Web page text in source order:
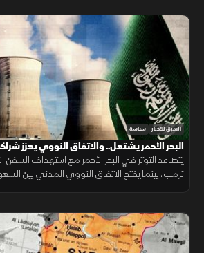
الشرق للأخبار سياسة
البحر الأحمر يشتعل.. والاتفاق النووي يعزز
يتصاعد التوتر في البحر الأحمر مع استهداف السفن
ترمب، بينما يفتح الاتفاق النووي المدني بين